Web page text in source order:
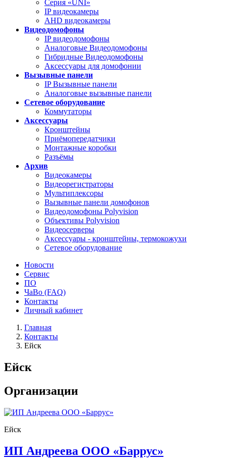
Серия «UNI»
IP видеокамеры
AHD видеокамеры
Видеодомофоны
IP видеодомофоны
Аналоговые Видеодомофоны
Гибридные Видеодомофоны
Аксессуары для домофонии
Вызывные панели
IP Вызывные панели
Аналоговые вызывные панели
Сетевое оборудование
Коммутаторы
Аксессуары
Кронштейны
Приёмопередатчики
Монтажные коробки
Разъёмы
Архив
Видеокамеры
Видеорегистраторы
Мультиплексоры
Вызывные панели домофонов
Видеодомофоны Polyvision
Объективы Polyvision
Видеосерверы
Аксессуары - кронштейны, термокожухи
Сетевое оборудование
Новости
Сервис
ПО
ЧаВо (FAQ)
Контакты
Личный кабинет
Главная
Контакты
Ейск
Ейск
Организации
Ейск
ИП Андреева ООО «Баррус»